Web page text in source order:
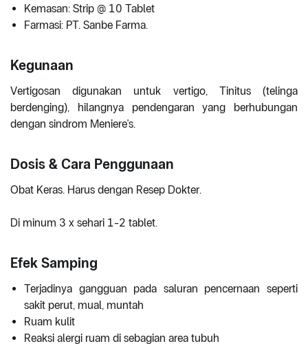
Kemasan: Strip @ 10 Tablet
Farmasi: PT. Sanbe Farma.
Kegunaan
Vertigosan digunakan untuk vertigo, Tinitus (telinga
berdenging), hilangnya pendengaran yang berhubungan
dengan sindrom Meniere's.
Dosis & Cara Penggunaan
Obat Keras. Harus dengan Resep Dokter.
Di minum 3 x sehari 1-2 tablet.
Efek Samping
Terjadinya gangguan pada saluran pencernaan seperti
sakit perut, mual, muntah
Ruam kulit
Reaksi alergi ruam di sebagian area tubuh